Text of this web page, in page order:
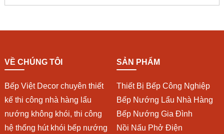
VỀ CHÚNG TÔI
Bếp Việt Decor chuyên thiết
kế thi công nhà hàng lẩu
nướng không khói, thi công
hệ thống hút khói bếp nướng
SẢN PHẨM
Thiết Bị Bếp Công Nghiệp
Bếp Nướng Lẩu Nhà Hàng
Bếp Nướng Gia Đình
Nồi Nấu Phở Điện